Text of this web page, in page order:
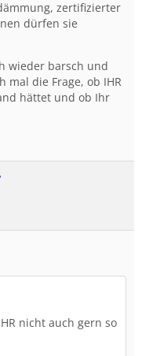
zertifizierter
dürfen sie
wieder barsch und
mal die Frage, ob IHR
hättet und ob Ihr
nicht auch gern so